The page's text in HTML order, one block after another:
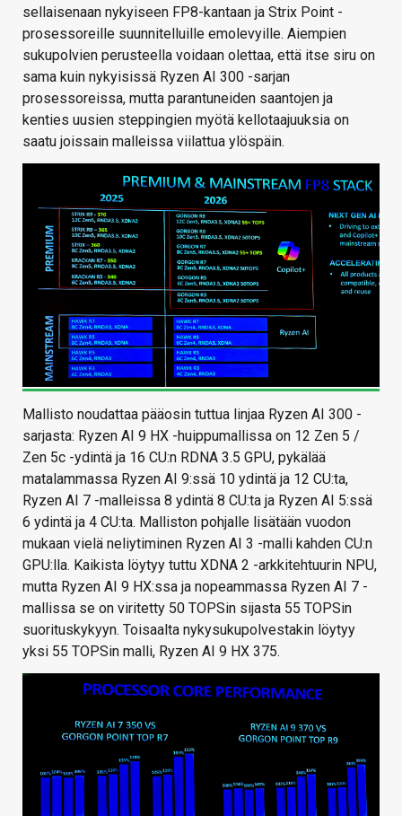
sellaisenaan nykyiseen FP8-kantaan ja Strix Point -
prosessoreille suunnitelluille emolevyille. Aiempien
sukupolvien perusteella voidaan olettaa, että itse siru on
sama kuin nykyisissä Ryzen AI 300 -sarjan
prosessoreissa, mutta parantuneiden saantojen ja
kenties uusien steppingien myötä kellotaajuuksia on
saatu joissain malleissa viilattua ylöspäin.
Mallisto noudattaa pääosin tuttua linjaa Ryzen AI 300 -
sarjasta: Ryzen AI 9 HX -huippumallissa on 12 Zen 5 /
Zen 5c -ydintä ja 16 CU:n RDNA 3.5 GPU, pykälää
matalammassa Ryzen AI 9:ssä 10 ydintä ja 12 CU:ta,
Ryzen AI 7 -malleissa 8 ydintä 8 CU:ta ja Ryzen AI 5:ssä
6 ydintä ja 4 CU:ta. Malliston pohjalle lisätään vuodon
mukaan vielä neliytiminen Ryzen AI 3 -malli kahden CU:n
GPU:lla. Kaikista löytyy tuttu XDNA 2 -arkkitehtuurin NPU,
mutta Ryzen AI 9 HX:ssa ja nopeammassa Ryzen AI 7 -
mallissa se on viritetty 50 TOPSin sijasta 55 TOPSin
suorituskykyyn. Toisaalta nykysukupolvestakin löytyy
yksi 55 TOPSin malli, Ryzen AI 9 HX 375.